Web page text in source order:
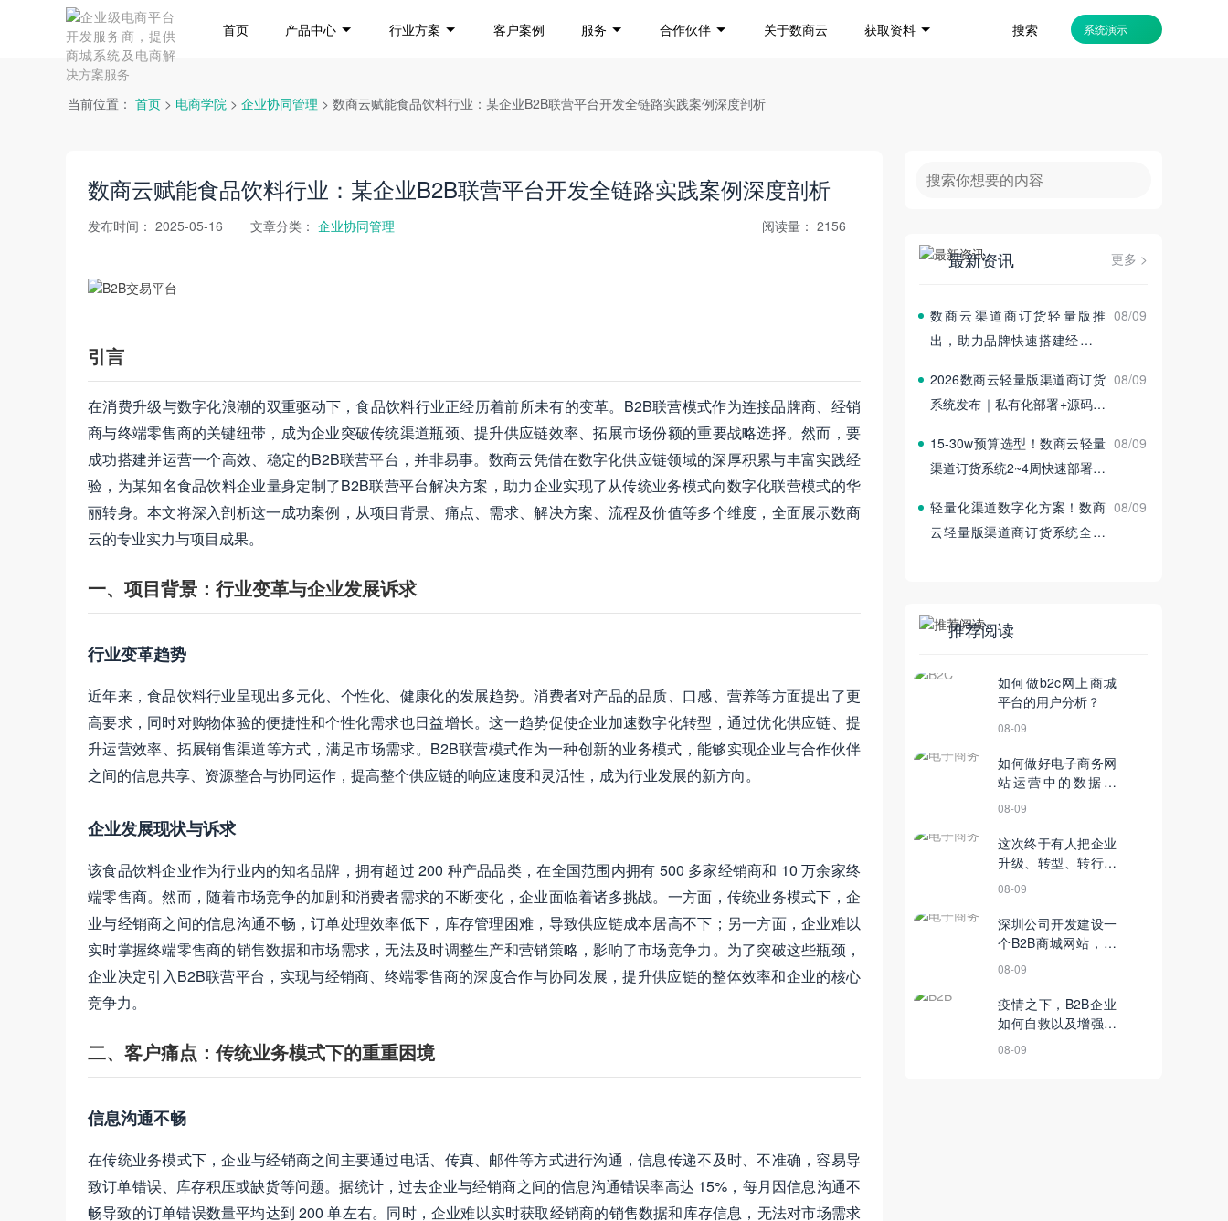
首页 产品中心 行业方案 客户案例 服务 合作伙伴 关于数商云 获取资料 搜索 系统演示
当前位置： 首页 > 电商学院 > 企业协同管理 > 数商云赋能食品饮料行业：某企业B2B联营平台开发全链路实践案例深度剖析
数商云赋能食品饮料行业：某企业B2B联营平台开发全链路实践案例深度剖析
发布时间： 2025-05-16 文章分类： 企业协同管理 阅读量： 2156
引言
在消费升级与数字化浪潮的双重驱动下，食品饮料行业正经历着前所未有的变革。B2B联营模式作为连接品牌商、经销
商与终端零售商的关键纽带，成为企业突破传统渠道瓶颈、提升供应链效率、拓展市场份额的重要战略选择。然而，要
成功搭建并运营一个高效、稳定的B2B联营平台，并非易事。数商云凭借在数字化供应链领域的深厚积累与丰富实践经
验，为某知名食品饮料企业量身定制了B2B联营平台解决方案，助力企业实现了从传统业务模式向数字化联营模式的华
丽转身。本文将深入剖析这一成功案例，从项目背景、痛点、需求、解决方案、流程及价值等多个维度，全面展示数商
云的专业实力与项目成果。
一、项目背景：行业变革与企业发展诉求
行业变革趋势
近年来，食品饮料行业呈现出多元化、个性化、健康化的发展趋势。消费者对产品的品质、口感、营养等方面提出了更
高要求，同时对购物体验的便捷性和个性化需求也日益增长。这一趋势促使企业加速数字化转型，通过优化供应链、提
升运营效率、拓展销售渠道等方式，满足市场需求。B2B联营模式作为一种创新的业务模式，能够实现企业与合作伙伴
之间的信息共享、资源整合与协同运作，提高整个供应链的响应速度和灵活性，成为行业发展的新方向。
企业发展现状与诉求
该食品饮料企业作为行业内的知名品牌，拥有超过 200 种产品品类，在全国范围内拥有 500 多家经销商和 10 万余家终
端零售商。然而，随着市场竞争的加剧和消费者需求的不断变化，企业面临着诸多挑战。一方面，传统业务模式下，企
业与经销商之间的信息沟通不畅，订单处理效率低下，库存管理困难，导致供应链成本居高不下；另一方面，企业难以
实时掌握终端零售商的销售数据和市场需求，无法及时调整生产和营销策略，影响了市场竞争力。为了突破这些瓶颈，
企业决定引入B2B联营平台，实现与经销商、终端零售商的深度合作与协同发展，提升供应链的整体效率和企业的核心
竞争力。
二、客户痛点：传统业务模式下的重重困境
信息沟通不畅
在传统业务模式下，企业与经销商之间主要通过电话、传真、邮件等方式进行沟通，信息传递不及时、不准确，容易导
致订单错误、库存积压或缺货等问题。据统计，过去企业与经销商之间的信息沟通错误率高达 15%，每月因信息沟通不
畅导致的订单错误数量平均达到 200 单左右。同时，企业难以实时获取经销商的销售数据和库存信息，无法对市场需求
最新资讯 更多 >
数商云渠道商订货轻量版推
出，助力品牌快速搭建经销商
08/09
2026数商云轻量版渠道商订货
系统发布｜私有化部署+源码交
08/09
15‑30w预算选型！数商云轻量
渠道订货系统2~4周快速部署上
08/09
轻量化渠道数字化方案！数商
云轻量版渠道商订货系统全新
08/09
推荐阅读
如何做b2c网上商城
平台的用户分析？
08-09
如何做好电子商务网
站运营中的数据分
析？
08-09
这次终于有人把企业
升级、转型、转行分
清楚了
08-09
深圳公司开发建设一
个B2B商城网站，需
要关注的问题
08-09
疫情之下，B2B企业
如何自救以及增强抗
风险能力？
08-09